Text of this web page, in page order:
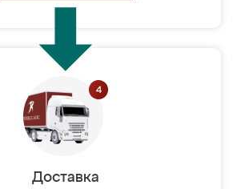
Доставка